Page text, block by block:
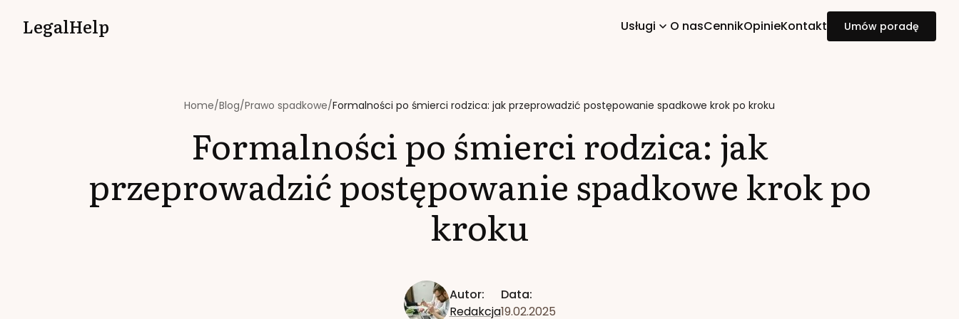
LegalHelp Usługi O nasCennikOpinieKontakt Umów poradę
Home/Blog/Prawo spadkowe/Formalności po śmierci rodzica: jak przeprowadzić postępowanie spadkowe krok po kroku
Formalności po śmierci rodzica: jak
przeprowadzić postępowanie spadkowe krok po
kroku
Autor:
Redakcja
Data:
19.02.2025